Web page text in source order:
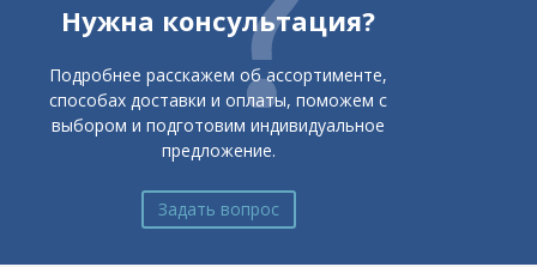
Нужна консультация?
Подробнее расскажем об ассортименте,
способах доставки и оплаты, поможем с
выбором и подготовим индивидуальное
предложение.
Задать вопрос